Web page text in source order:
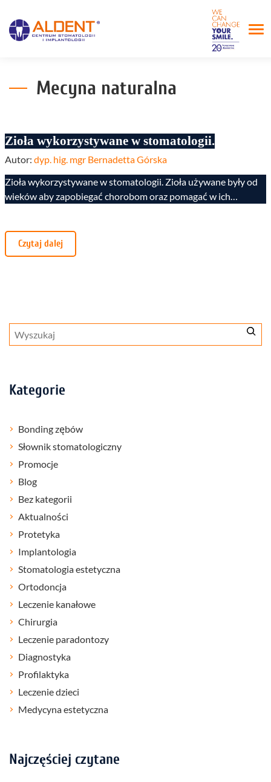
Mecyna naturalna
Zioła wykorzystywane w stomatologii.
Autor: dyp. hig. mgr Bernadetta Górska
Zioła wykorzystywane w stomatologii. Zioła używane były od
wieków aby zapobiegać chorobom oraz pomagać w ich…
Czytaj dalej
Kategorie
Bonding zębów
Słownik stomatologiczny
Promocje
Blog
Bez kategorii
Aktualności
Protetyka
Implantologia
Stomatologia estetyczna
Ortodoncja
Leczenie kanałowe
Chirurgia
Leczenie paradontozy
Diagnostyka
Profilaktyka
Leczenie dzieci
Medycyna estetyczna
Najczęściej czytane